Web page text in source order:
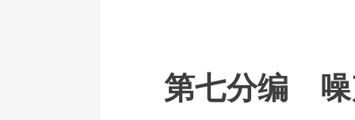
第七分编 噪